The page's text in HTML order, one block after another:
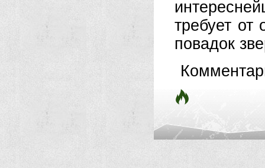
требует от
повадок